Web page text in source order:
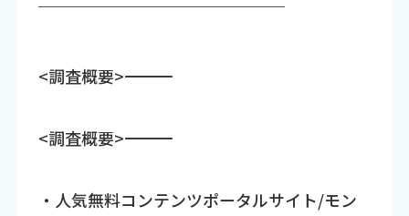
￣￣￣￣￣￣￣￣￣￣￣￣￣￣￣
<調査概要>――――――――――――――――――――――――――――――
<調査概要>――――――――――――――――――――――――――――――
・人気無料コンテンツポータルサイト/モン